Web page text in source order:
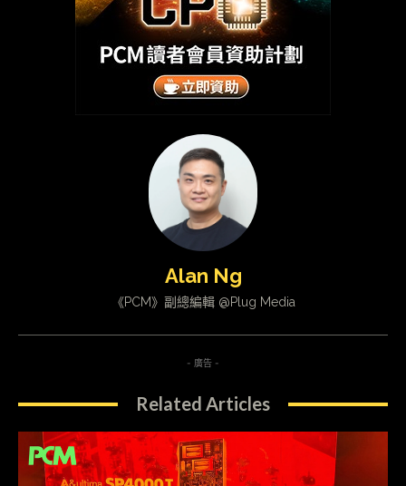
Alan Ng
《PCM》副總編輯 @Plug Media
- 廣告 -
Related Articles